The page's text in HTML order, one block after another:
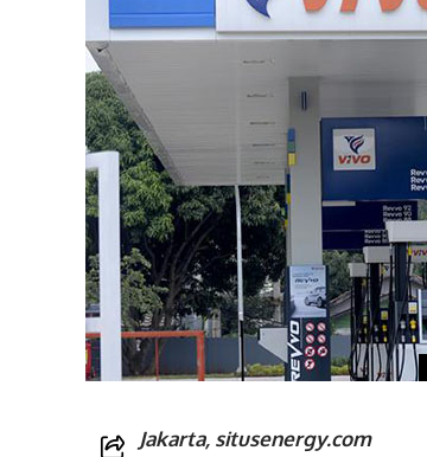
Jakarta, situsenergy.com